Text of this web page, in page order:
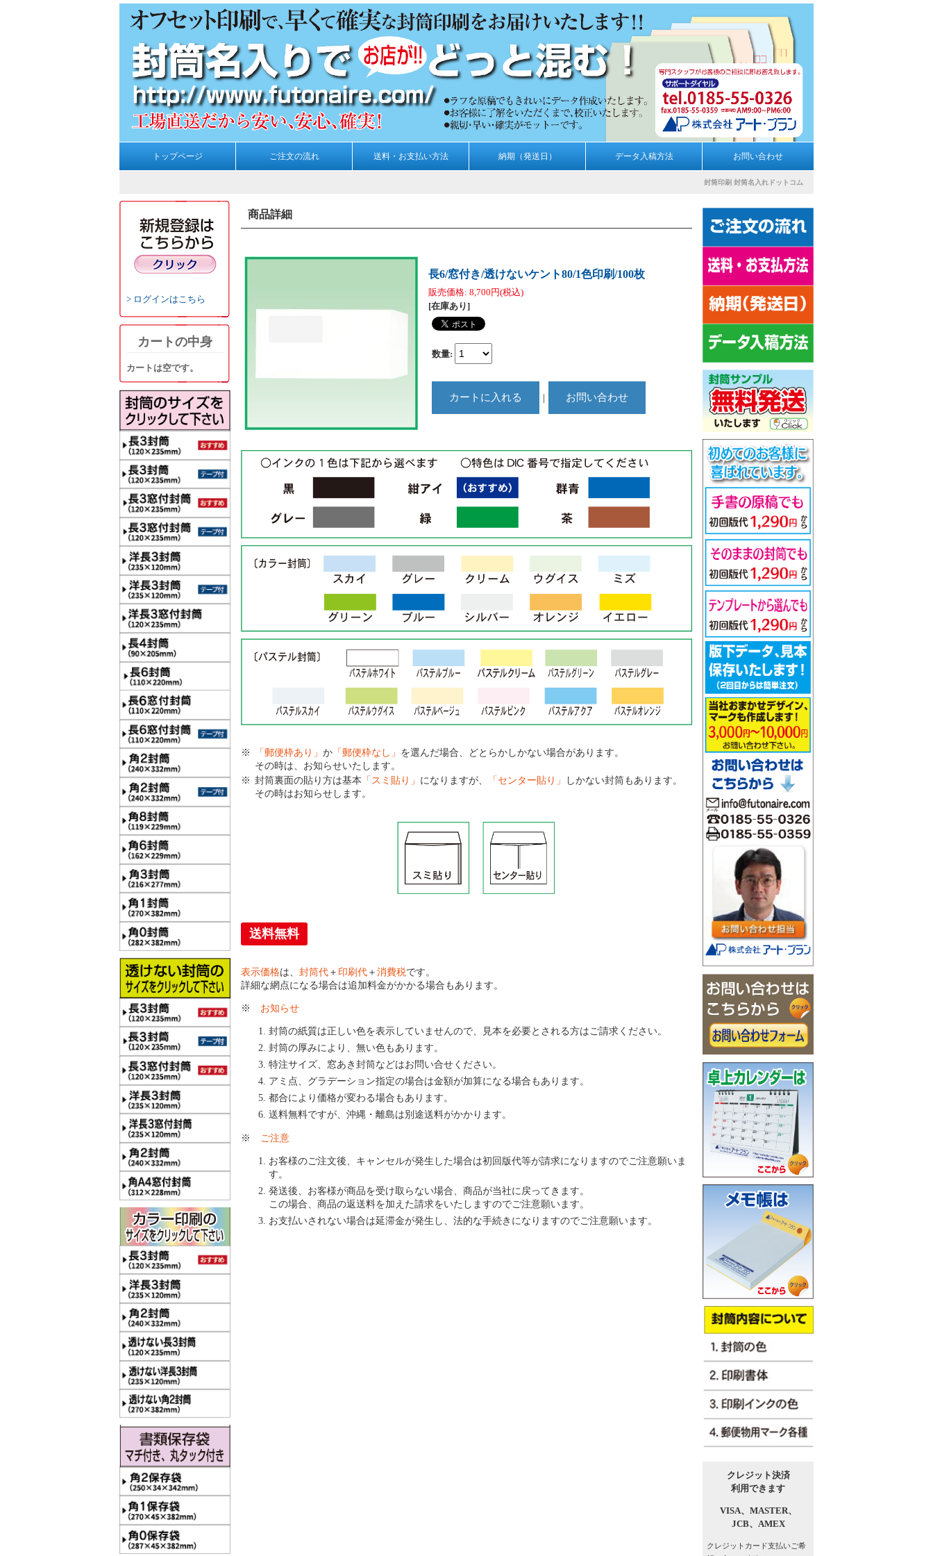
トップページ ご注文の流れ 送料・お支払い方法 納期（発送日） データ入稿方法 お問い合わせ
封筒印刷 封筒名入れドットコム
ログインはこちら
カートの中身
カートは空です。
商品詳細
長6/窓付き/透けないケント80/1色印刷/100枚
販売価格: 8,700円(税込)
[在庫あり]
数量:
｜
「郵便枠あり」 か 「郵便枠なし」 を選んだ場合、どとらかしかない場合があります。
その時は、お知らせいたします。
封筒裏面の貼り方は基本 「スミ貼り」 になりますが、 「センター貼り」
しかない封筒もあります。
その時はお知らせします。
送料無料
表示価格は、 封筒代 ＋ 印刷代 ＋ 消費税です。
詳細な網点になる場合は追加料金がかかる場合もあります。
※ お知らせ
封筒の紙質は正しい色を表示していませんので、見本を必要とされる方はご請求ください。
封筒の厚みにより、無い色もあります。
特注サイズ、窓あき封筒などはお問い合せください。
アミ点、グラデーション指定の場合は金額が加算になる場合もあります。
都合により価格が変わる場合もあります。
送料無料ですが、沖縄・離島は別途送料がかかります。
※ ご注意
お客様のご注文後、キャンセルが発生した場合は初回版代等が請求になりますのでご注意願いま
す。
発送後、お客様が商品を受け取らない場合、商品が当社に戻ってきます。
この場合、商品の返送料を加えた請求をいたしますのでご注意願います。
お支払いされない場合は延滞金が発生し、法的な手続きになりますのでご注意願います。
クレジット決済
利用できます
VISA、 MASTER、
JCB、 AMEX
クレジットカード支払いご希